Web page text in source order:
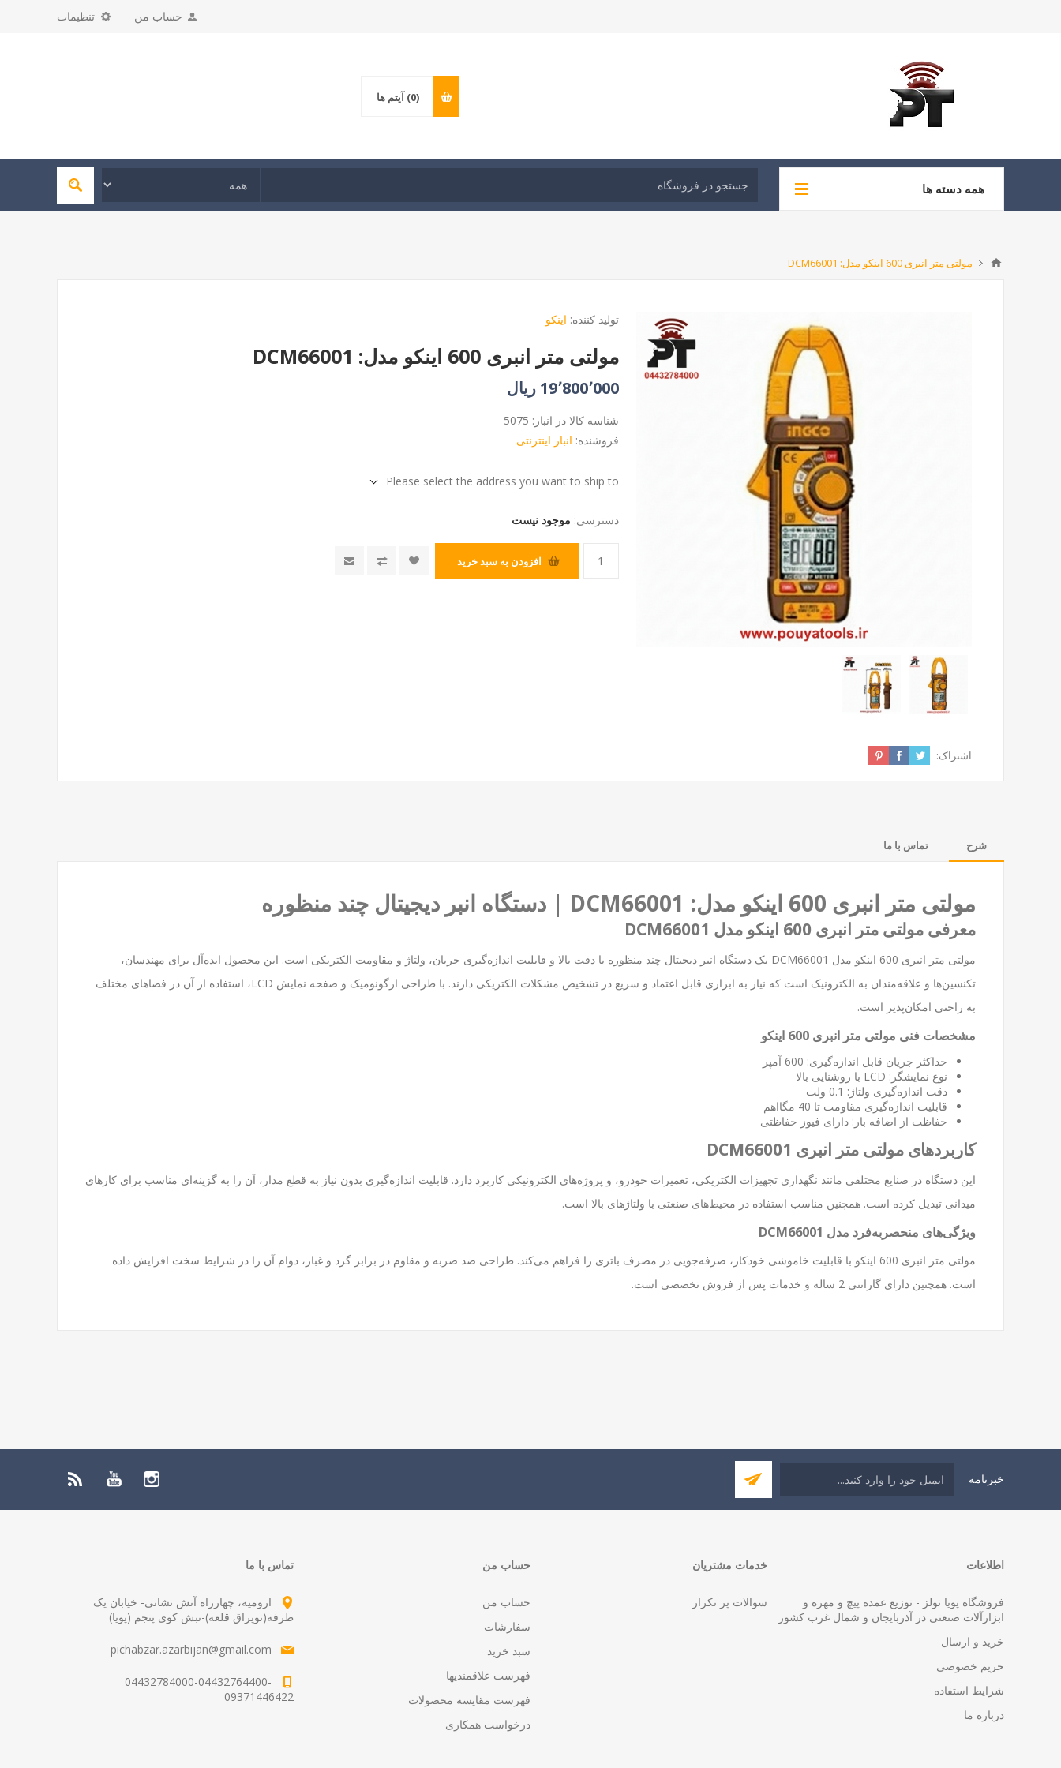
تنظیمات حساب من
(0) آیتم ها
همه دسته ها
مولتی متر انبری 600 اینکو مدل: DCM66001
تولید کننده: اینکو
مولتی متر انبری 600 اینکو مدل: DCM66001
19٬800٬000 ریال
شناسه کالا در انبار: 5075
فروشنده: انبار اینترنتی
Please select the address you want to ship to
دسترسی: موجود نیست
افزودن به سبد خرید
اشتراک:
شرح تماس با ما
مولتی متر انبری 600 اینکو مدل: DCM66001 | دستگاه انبر دیجیتال چند منظوره
معرفی مولتی متر انبری 600 اینکو مدل DCM66001
مولتی متر انبری 600 اینکو مدل DCM66001 یک دستگاه انبر دیجیتال چند منظوره با دقت بالا و قابلیت اندازه‌گیری جریان، ولتاژ و مقاومت الکتریکی است. این محصول ایده‌آل برای مهندسان،
تکنسین‌ها و علاقه‌مندان به الکترونیک است که نیاز به ابزاری قابل اعتماد و سریع در تشخیص مشکلات الکتریکی دارند. با طراحی ارگونومیک و صفحه نمایش LCD، استفاده از آن در فضاهای مختلف
به راحتی امکان‌پذیر است.
مشخصات فنی مولتی متر انبری 600 اینکو
حداکثر جریان قابل اندازه‌گیری: 600 آمپر
نوع نمایشگر: LCD با روشنایی بالا
دقت اندازه‌گیری ولتاژ: 0.1 ولت
قابلیت اندازه‌گیری مقاومت تا 40 مگااهم
حفاظت از اضافه بار: دارای فیوز حفاظتی
کاربردهای مولتی متر انبری DCM66001
این دستگاه در صنایع مختلفی مانند نگهداری تجهیزات الکتریکی، تعمیرات خودرو، و پروژه‌های الکترونیکی کاربرد دارد. قابلیت اندازه‌گیری بدون نیاز به قطع مدار، آن را به گزینه‌ای مناسب برای کارهای
میدانی تبدیل کرده است. همچنین مناسب استفاده در محیط‌های صنعتی با ولتاژهای بالا است.
ویژگی‌های منحصربه‌فرد مدل DCM66001
مولتی متر انبری 600 اینکو با قابلیت خاموشی خودکار، صرفه‌جویی در مصرف باتری را فراهم می‌کند. طراحی ضد ضربه و مقاوم در برابر گرد و غبار، دوام آن را در شرایط سخت افزایش داده
است. همچنین دارای گارانتی 2 ساله و خدمات پس از فروش تخصصی است.
خبرنامه
اطلاعات
فروشگاه پویا تولز - توزیع عمده پیچ و مهره و
ابزارآلات صنعتی در آذربایجان و شمال غرب کشور
خرید و ارسال
حریم خصوصی
شرایط استفاده
درباره ما
خدمات مشتریان
سوالات پر تکرار
حساب من
حساب من
سفارشات
سبد خرید
فهرست علاقمندیها
فهرست مقایسه محصولات
درخواست همکاری
تماس با ما
ارومیه، چهارراه آتش نشانی- خیابان یک
طرفه(توپراق قلعه)-نبش کوی پنجم (پویا)
pichabzar.azarbijan@gmail.com
04432784000-04432764400-
09371446422